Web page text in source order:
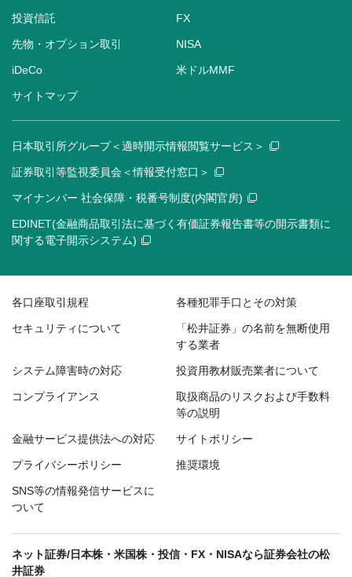
投資信託 FX
先物・オプション取引 NISA
iDeCo 米ドルMMF
サイトマップ
日本取引所グループ＜適時開示情報閲覧サービス＞
証券取引等監視委員会＜情報受付窓口＞
マイナンバー 社会保障・税番号制度(内閣官房)
EDINET(金融商品取引法に基づく有価証券報告書等の開示書類に
関する電子開示システム)
各口座取引規程 各種犯罪手口とその対策
セキュリティについて
「松井証券」の名前を無断使用
する業者
システム障害時の対応 投資用教材販売業者について
コンプライアンス
取扱商品のリスクおよび手数料
等の説明
金融サービス提供法への対応 サイトポリシー
プライバシーポリシー 推奨環境
SNS等の情報発信サービスに
ついて
ネット証券/日本株・米国株・投信・FX・NISAなら証券会社の松
井証券